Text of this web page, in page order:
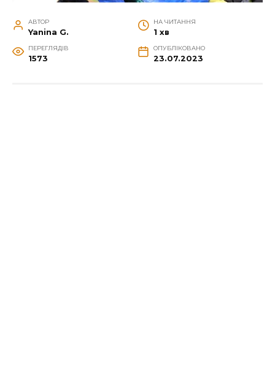
АВТОР
Yanina G.
НА ЧИТАННЯ
1 хв
ПЕРЕГЛЯДІВ
1573
ОПУБЛІКОВАНО
23.07.2023